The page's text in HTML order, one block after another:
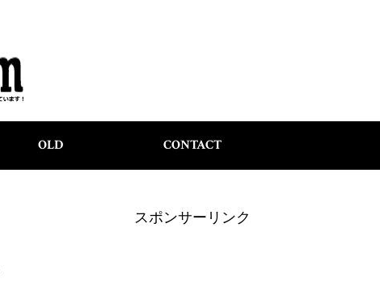
OLD CONTACT
スポンサーリンク